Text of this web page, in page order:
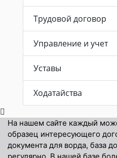
Трудовой договор
Управление и учет
Уставы
Ходатайства
На нашем сайте каждый
образец интересующего
документа для ворда, база